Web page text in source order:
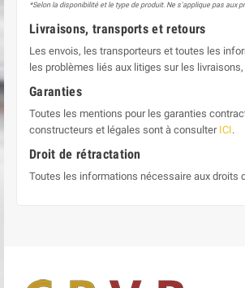
*Selon la disponibilité et le type de produit. Ne s'applique pas aux
Livraisons, transports et retours
Les envois, les transporteurs et toutes les
les problèmes liés aux litiges sur les livraisons,
Garanties
Toutes les mentions pour les garanties
constructeurs et légales sont à consulter ICI.
Droit de rétractation
Toutes les informations nécessaire aux droits